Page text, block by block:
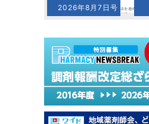
2026年8月7日号